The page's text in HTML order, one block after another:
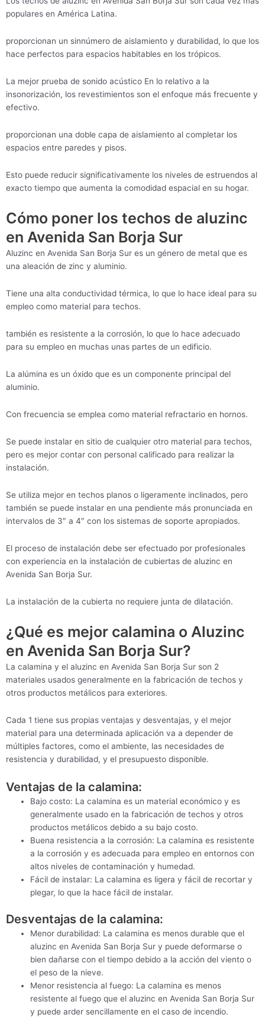
populares en América Latina.
proporcionan un sinnúmero de aislamiento y durabilidad, lo que los
hace perfectos para espacios habitables en los trópicos.
La mejor prueba de sonido acústico En lo relativo a la
insonorización, los revestimientos son el enfoque más frecuente y
efectivo.
proporcionan una doble capa de aislamiento al completar los
espacios entre paredes y pisos.
Esto puede reducir significativamente los niveles de estruendos al
exacto tiempo que aumenta la comodidad espacial en su hogar.
Cómo poner los techos de aluzinc
en Avenida San Borja Sur
Aluzinc en Avenida San Borja Sur es un género de metal que es
una aleación de zinc y aluminio.
Tiene una alta conductividad térmica, lo que lo hace ideal para su
empleo como material para techos.
también es resistente a la corrosión, lo que lo hace adecuado
para su empleo en muchas unas partes de un edificio.
La alúmina es un óxido que es un componente principal del
aluminio.
Con frecuencia se emplea como material refractario en hornos.
Se puede instalar en sitio de cualquier otro material para techos,
pero es mejor contar con personal calificado para realizar la
instalación.
Se utiliza mejor en techos planos o ligeramente inclinados, pero
también se puede instalar en una pendiente más pronunciada en
intervalos de 3″ a 4″ con los sistemas de soporte apropiados.
El proceso de instalación debe ser efectuado por profesionales
con experiencia en la instalación de cubiertas de aluzinc en
Avenida San Borja Sur.
La instalación de la cubierta no requiere junta de dilatación.
¿Qué es mejor calamina o Aluzinc
en Avenida San Borja Sur?
La calamina y el aluzinc en Avenida San Borja Sur son 2
materiales usados generalmente en la fabricación de techos y
otros productos metálicos para exteriores.
Cada 1 tiene sus propias ventajas y desventajas, y el mejor
material para una determinada aplicación va a depender de
múltiples factores, como el ambiente, las necesidades de
resistencia y durabilidad, y el presupuesto disponible.
Ventajas de la calamina:
Bajo costo: La calamina es un material económico y es
generalmente usado en la fabricación de techos y otros
productos metálicos debido a su bajo costo.
Buena resistencia a la corrosión: La calamina es resistente
a la corrosión y es adecuada para empleo en entornos con
altos niveles de contaminación y humedad.
Fácil de instalar: La calamina es ligera y fácil de recortar y
plegar, lo que la hace fácil de instalar.
Desventajas de la calamina:
Menor durabilidad: La calamina es menos durable que el
aluzinc en Avenida San Borja Sur y puede deformarse o
bien dañarse con el tiempo debido a la acción del viento o
el peso de la nieve.
Menor resistencia al fuego: La calamina es menos
resistente al fuego que el aluzinc en Avenida San Borja Sur
y puede arder sencillamente en el caso de incendio.